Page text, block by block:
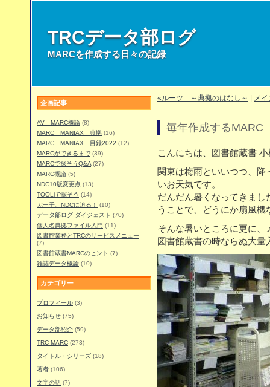
TRCデータ部ログ
MARCを作成する日々の記録
企画記事
AV MARC概論 (8)
MARC MANIAX 典拠 (16)
MARC MANIAX 目録2022 (12)
MARCができるまで (39)
MARCで探そうQ&A (27)
MARC概論 (5)
NDC10版変更点 (13)
TOOLiで探そう (14)
ぶー子、NDCに迫る！
(10)
データ部ログ ダイジェスト (70)
個人名典拠ファイル入門 (11)
図書館業務とTRCのサービスメニュー
(7)
図書館蔵書MARCのヒント (7)
雑誌データ概論 (10)
カテゴリー
プロフィール (3)
お知らせ (75)
データ部紹介 (59)
TRC MARC (273)
タイトル・シリーズ (18)
著者 (106)
文字の話 (7)
«ルーツ ～典拠のはなし～ メ
毎年作成するMARC
こんにちは、図書館蔵書
関東は梅雨といいつつ、
いお天気です。
だんだん暑くなってきま
うことで、どうにか扇風
そんな暑いところに更に
図書館蔵書の時ならぬ大量